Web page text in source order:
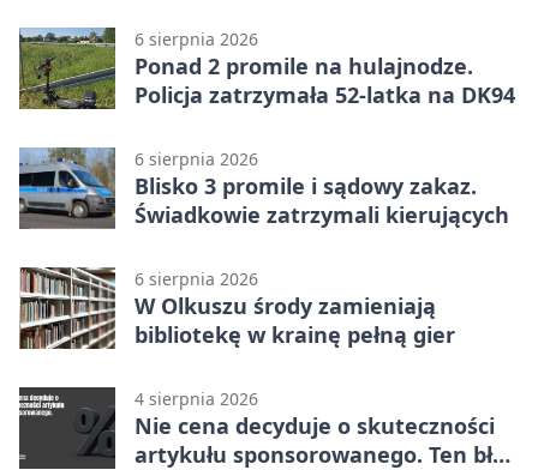
6 sierpnia 2026
Ponad 2 promile na hulajnodze.
Policja zatrzymała 52-latka na DK94
6 sierpnia 2026
Blisko 3 promile i sądowy zakaz.
Świadkowie zatrzymali kierujących
6 sierpnia 2026
W Olkuszu środy zamieniają
bibliotekę w krainę pełną gier
4 sierpnia 2026
Nie cena decyduje o skuteczności
artykułu sponsorowanego. Ten błąd